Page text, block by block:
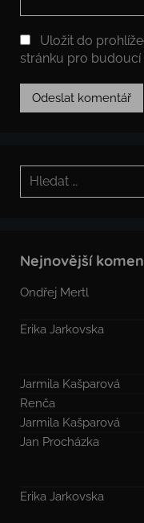
Uložit do
stránku pro budoucí
Hledat:
Nejnovější
Ondřej Mertl
Erika Jarkovska
Jarmila Kašparová
Renča
Jarmila Kašparová
Jan Procházka
Erika Jarkovska